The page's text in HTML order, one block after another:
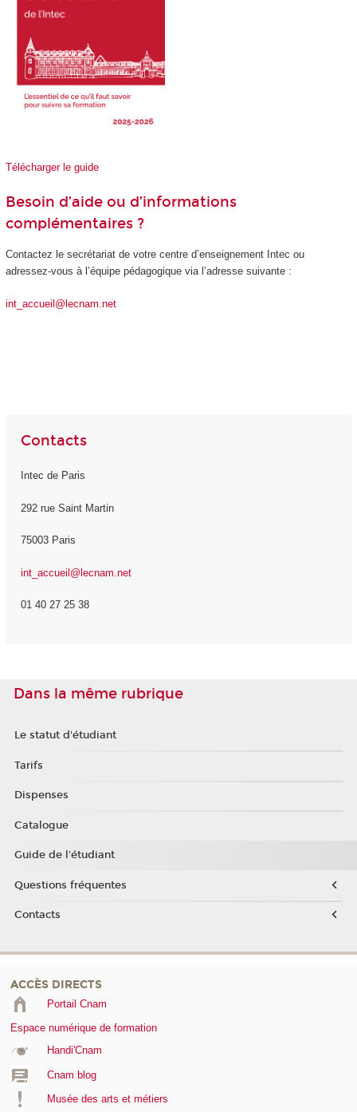
Télécharger le guide
Besoin d’aide ou d’informations
complémentaires ?
Contactez le secrétariat de votre centre d’enseignement Intec ou
adressez-vous à l’équipe pédagogique via l’adresse suivante :
int_accueil@lecnam.net
Contacts
Intec de Paris
292 rue Saint Martin
75003 Paris
int_accueil@lecnam.net
01 40 27 25 38
Dans la même rubrique
Le statut d'étudiant
Tarifs
Dispenses
Catalogue
Guide de l'étudiant
Questions fréquentes
Contacts
ACCÈS DIRECTS
Portail Cnam
Espace numérique de formation
Handi'Cnam
Cnam blog
Musée des arts et métiers